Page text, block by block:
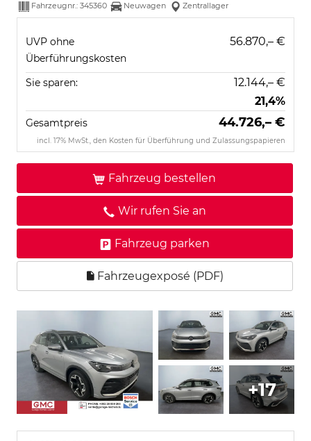
Fahrzeugnr.: 345360 Neuwagen Zentrallager
UVP ohne
Überführungskosten
56.870,– €
Sie sparen:
12.144,– €
21,4%
Gesamtpreis 44.726,– €
incl. 17% MwSt., den Kosten für Überführung und Zulassungspapieren
Fahrzeug bestellen
Wir rufen Sie an
Fahrzeug parken
Fahrzeugexposé (PDF)
+17